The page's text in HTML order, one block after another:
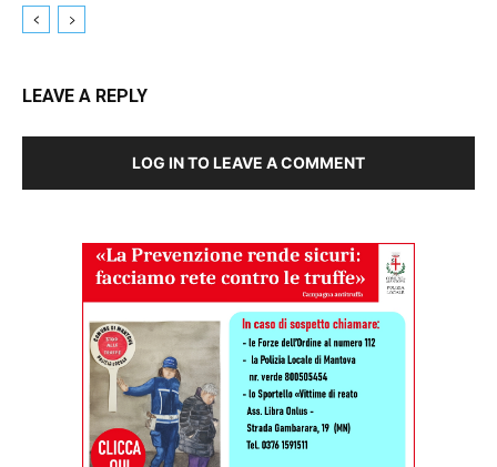
LEAVE A REPLY
LOG IN TO LEAVE A COMMENT